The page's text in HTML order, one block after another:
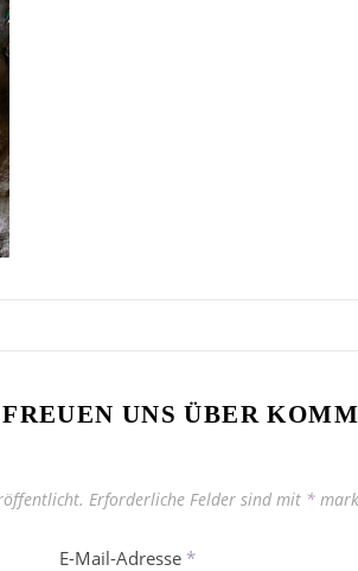
UNS ÜBER
Erforderliche Felder sind mit *
E-Mail-Adresse *